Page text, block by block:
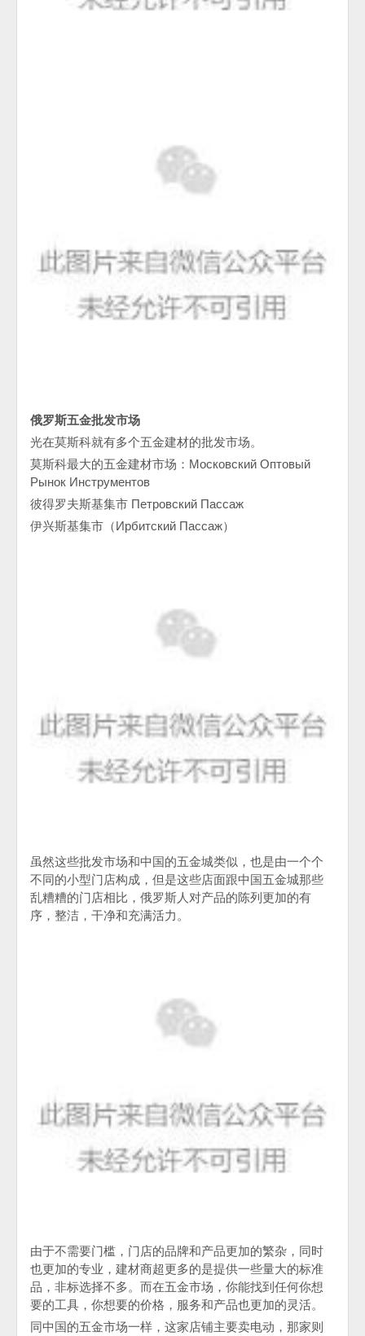
俄罗斯五金批发市场
光在莫斯科就有多个五金建材的批发市场。
莫斯科最大的五金建材市场：Московский Оптовый
Рынок Инструментов
彼得罗夫斯基集市 Петровский Пассаж
伊兴斯基集市（Ирбитский Пассаж）
虽然这些批发市场和中国的五金城类似，也是由一个个
不同的小型门店构成，但是这些店面跟中国五金城那些
乱糟糟的门店相比，俄罗斯人对产品的陈列更加的有
序，整洁，干净和充满活力。
由于不需要门槛，门店的品牌和产品更加的繁杂，同时
也更加的专业，建材商超更多的是提供一些量大的标准
品，非标选择不多。而在五金市场，你能找到任何你想
要的工具，你想要的价格，服务和产品也更加的灵活。
同中国的五金市场一样，这家店铺主要卖电动，那家则